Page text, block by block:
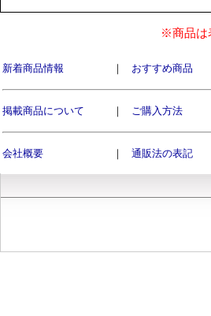
※商品は
新着商品情報 ｜ おすすめ商品
掲載商品について ｜ ご購入方法
会社概要 ｜ 通販法の表記